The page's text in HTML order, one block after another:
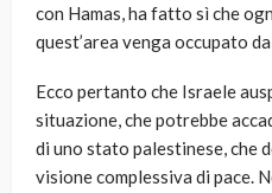
con Hamas, ha fatto sì che
quest’area venga occupato
Ecco pertanto che Israele
situazione, che potrebbe
di uno stato palestinese, che
visione complessiva di pace.